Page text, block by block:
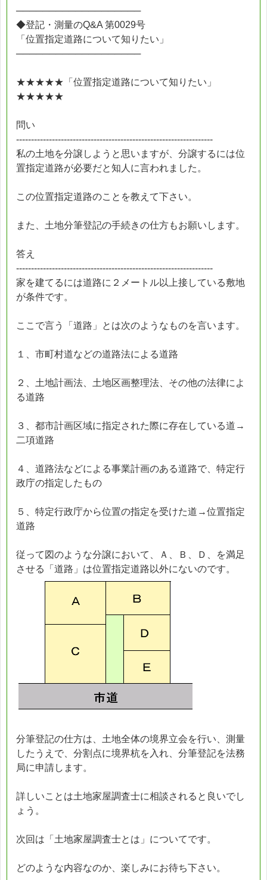
───────────────────
◆登記・測量のQ&A 第0029号
「位置指定道路について知りたい」
───────────────────
★★★★★「位置指定道路について知りたい」
★★★★★
問い
------------------------------------------------------------------
私の土地を分譲しようと思いますが、分譲するには位
置指定道路が必要だと知人に言われました。
この位置指定道路のことを教えて下さい。
また、土地分筆登記の手続きの仕方もお願いします。
答え
------------------------------------------------------------------
家を建てるには道路に２メートル以上接している敷地
が条件です。
ここで言う「道路」とは次のようなものを言います。
１、市町村道などの道路法による道路
２、土地計画法、土地区画整理法、その他の法律によ
る道路
３、都市計画区域に指定された際に存在している道→
二項道路
４、道路法などによる事業計画のある道路で、特定行
政庁の指定したもの
５、特定行政庁から位置の指定を受けた道→位置指定
道路
従って図のような分譲において、Ａ、Ｂ、Ｄ、を満足
させる「道路」は位置指定道路以外にないのです。
分筆登記の仕方は、土地全体の境界立会を行い、測量
したうえで、分割点に境界杭を入れ、分筆登記を法務
局に申請します。
詳しいことは土地家屋調査士に相談されると良いでし
ょう。
次回は「土地家屋調査士とは」についてです。
どのような内容なのか、楽しみにお待ち下さい。